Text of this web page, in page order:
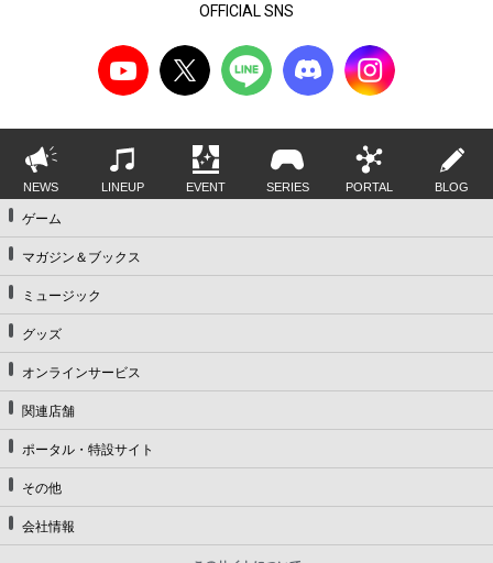
OFFICIAL SNS
NEWS LINEUP EVENT SERIES PORTAL BLOG
ゲーム
マガジン＆ブックス
ミュージック
グッズ
オンラインサービス
関連店舗
ポータル・特設サイト
その他
会社情報